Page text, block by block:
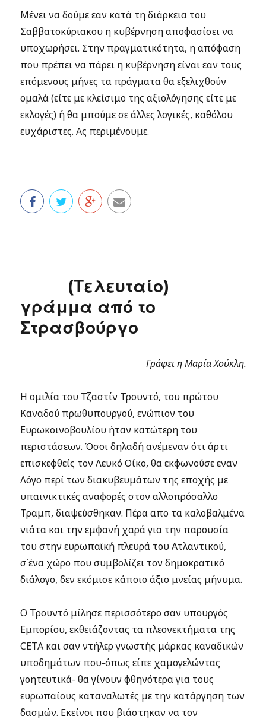
Μένει να δούμε εαν κατά τη διάρκεια του
Σαββατοκύριακου η κυβέρνηση αποφασίσει να
υποχωρήσει. Στην πραγματικότητα, η απόφαση
που πρέπει να πάρει η κυβέρνηση είναι εαν τους
επόμενους μήνες τα πράγματα θα εξελιχθούν
ομαλά (είτε με κλείσιμο της αξιολόγησης είτε με
εκλογές) ή θα μπούμε σε άλλες λογικές, καθόλου
ευχάριστες. Ας περιμένουμε.
(Τελευταίο)
γράμμα από το
Στρασβούργο
Γράφει η Μαρία Χούκλη.
Η ομιλία του Τζαστίν Τρουντό, του πρώτου
Καναδού πρωθυπουργού, ενώπιον του
Ευρωκοινοβουλίου ήταν κατώτερη του
περιστάσεων. Όσοι δηλαδή ανέμεναν ότι άρτι
επισκεφθείς τον Λευκό Οίκο, θα εκφωνούσε εναν
Λόγο περί των διακυβευμάτων της εποχής με
υπαινικτικές αναφορές στον αλλοπρόσαλλο
Τραμπ, διαψεύσθηκαν. Πέρα απο τα καλοβαλμένα
νιάτα και την εμφανή χαρά για την παρουσία
του στην ευρωπαϊκή πλευρά του Ατλαντικού,
σ΄ένα χώρο που συμβολίζει τον δημοκρατικό
διάλογο, δεν εκόμισε κάποιο άξιο μνείας μήνυμα.
Ο Τρουντό μίλησε περισσότερο σαν υπουργός
Εμπορίου, εκθειάζοντας τα πλεονεκτήματα της
CETA και σαν ντήλερ γνωστής μάρκας καναδικών
υποδημάτων που-όπως είπε χαμογελώντας
γοητευτικά- θα γίνουν φθηνότερα για τους
ευρωπαίους καταναλωτές με την κατάργηση των
δασμών. Εκείνοι που βιάστηκαν να τον